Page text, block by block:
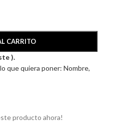
CARRITO
).
que quiera poner: Nombre,
producto ahora!